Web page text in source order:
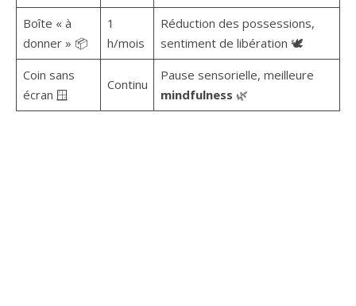
Boîte « à
donner » 📦
1
h/mois
Réduction des possessions,
sentiment de libération 🕊️
Coin sans
écran 🪟
Continu
Pause sensorielle, meilleure
mindfulness 🌿